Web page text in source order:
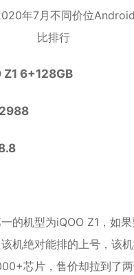
Z1 6+128GB
的机型为iQOO Z1，如
机绝对能排的上号，该
芯片，售价却拉到了两